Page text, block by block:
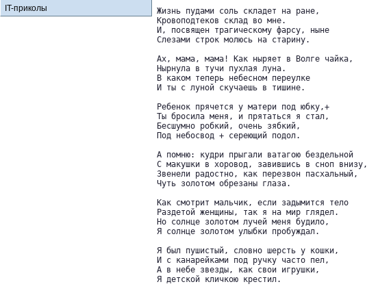
IT-приколы
Жизнь пудами соль складет на ране,
Кровоподтеков склад во мне.
И, посвящен трагическому фарсу, ныне
Слезами строк молюсь на старину.
Ах, мама, мама! Как ныряет в Волге чайка,
Нырнула в тучи пухлая луна.
В каком теперь небесном переулке
И ты с луной скучаешь в тишине.
Ребенок прячется у матери под юбку,+
Ты бросила меня, и прятаться я стал,
Бесшумно робкий, очень зябкий,
Под небосвод + сереющий подол.
А помню: кудри прыгали ватагою бездельной
С макушки в хоровод, завившись в сноп внизу,
Звенели радостно, как перезвон пасхальный,
Чуть золотом обрезаны глаза.
Как смотрит мальчик, если задымится тело
Раздетой женщины, так я на мир глядел.
Но солнце золотом лучей меня будило,
Я солнце золотом улыбки пробуждал.
Я был пушистый, словно шерсть у кошки,
И с канарейками под ручку часто пел,
А в небе звезды, как свои игрушки,
Я детской кличкою крестил.